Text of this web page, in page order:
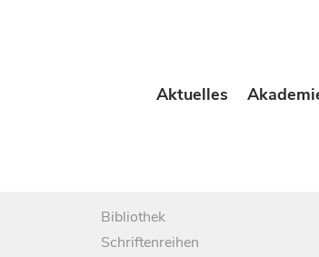
Aktuelles
Bibliothek
Schriftenreihen